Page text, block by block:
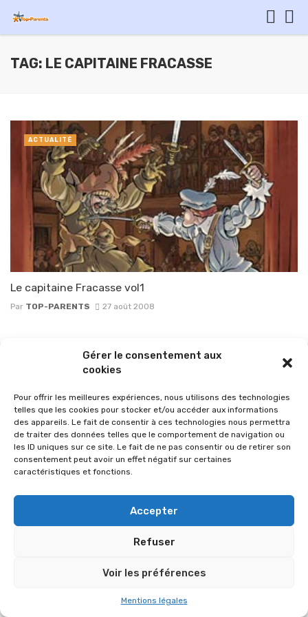
Gérer le consentement aux
cookies
Pour offrir les meilleures expériences, nous utilisons des technologies
telles que les cookies pour stocker et/ou accéder aux informations
des appareils. Le fait de consentir à ces technologies nous permettra
de traiter des données telles que le comportement de navigation ou
les ID uniques sur ce site. Le fait de ne pas consentir ou de retirer son
consentement peut avoir un effet négatif sur certaines
caractéristiques et fonctions.
Accepter
Refuser
Voir les préférences
Mentions légales
TAG: LE CAPITAINE FRACASSE
Le capitaine Fracasse vol1
Par TOP-PARENTS 27 août 2008
ACTUALITÉ
© 2026 Im-presse. Tous droits réservés.